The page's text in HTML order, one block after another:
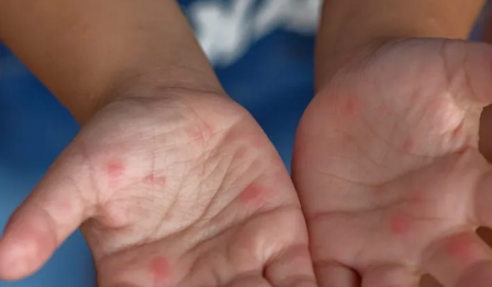
الأكاديمية
الأنشطة
المناسبات
المقالات
حول علمتني كنز